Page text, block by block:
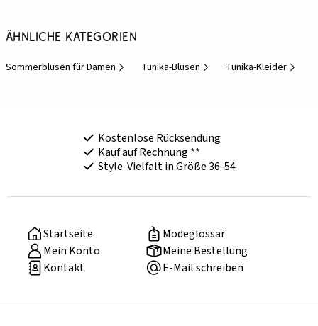
Ähnliche Kategorien
Sommerblusen für Damen Tunika-Blusen Tunika-Kleider
Kostenlose Rücksendung
Kauf auf Rechnung **
Style-Vielfalt in Größe 36-54
Startseite
Modeglossar
Mein Konto
Meine Bestellung
Kontakt
E-Mail schreiben